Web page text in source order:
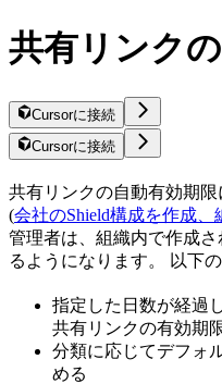
共有リンク
Cursorに接続
Cursorに接続
共有リンクの自動有効期限
(会社のShield構成を作成、
管理者は、組織内で作成
るようになります。 以下
指定した日数が経過
共有リンクの有効期
分類に応じてデフォ
める